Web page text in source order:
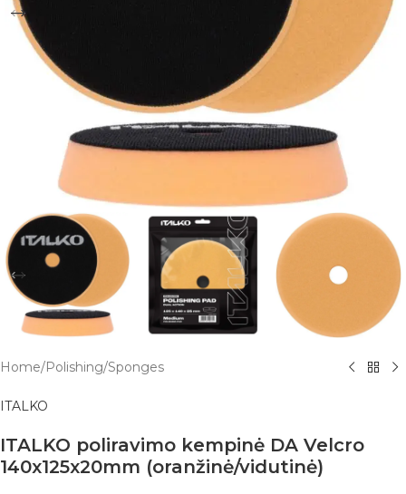
Home/Polishing/Sponges
ITALKO
ITALKO poliravimo kempinė DA Velcro
140x125x20mm (oranžinė/vidutinė)